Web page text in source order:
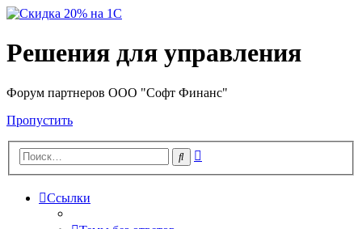
Решения для управления
Форум партнеров ООО "Софт Финанс"
Пропустить
Поиск
Ссылки